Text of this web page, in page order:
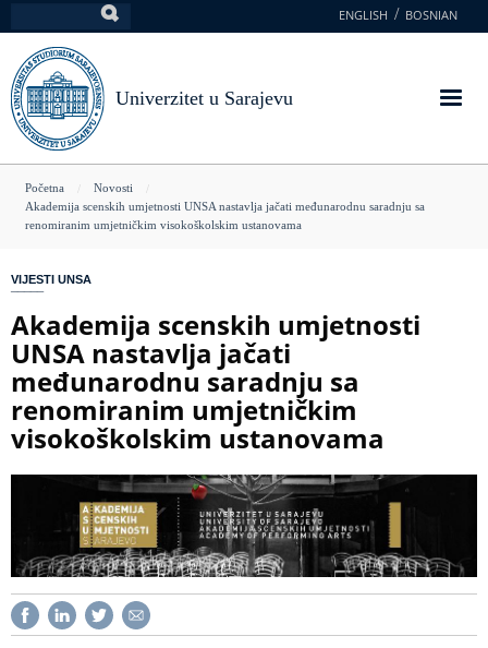
na
glavni
sadržaj
ENGLISH BOSNIAN
Univerzitet u Sarajevu
You
are
Početna
Novosti
Akademija scenskih umjetnosti UNSA nastavlja jačati međunarodnu saradnju sa
renomiranim umjetničkim visokoškolskim ustanovama
VIJESTI UNSA
Akademija scenskih umjetnosti
UNSA nastavlja jačati
međunarodnu saradnju sa
renomiranim umjetničkim
visokoškolskim ustanovama